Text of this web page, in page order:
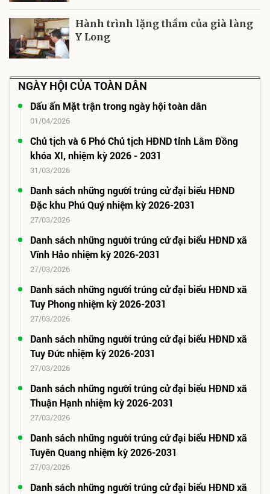
Hành trình lặng thầm của già làng
Y Long
NGÀY HỘI CỦA TOÀN DÂN
Dấu ấn Mặt trận trong ngày hội toàn dân
01/04/2026
Chủ tịch và 6 Phó Chủ tịch HĐND tỉnh Lâm Đồng
khóa XI, nhiệm kỳ 2026 - 2031
31/03/2026
Danh sách những người trúng cử đại biểu HĐND
Đặc khu Phú Quý nhiệm kỳ 2026-2031
27/03/2026
Danh sách những người trúng cử đại biểu HĐND xã
Vĩnh Hảo nhiệm kỳ 2026-2031
27/03/2026
Danh sách những người trúng cử đại biểu HĐND xã
Tuy Phong nhiệm kỳ 2026-2031
27/03/2026
Danh sách những người trúng cử đại biểu HĐND xã
Tuy Đức nhiệm kỳ 2026-2031
27/03/2026
Danh sách những người trúng cử đại biểu HĐND xã
Thuận Hạnh nhiệm kỳ 2026-2031
27/03/2026
Danh sách những người trúng cử đại biểu HĐND xã
Tuyên Quang nhiệm kỳ 2026-2031
27/03/2026
Danh sách những người trúng cử đại biểu HĐND xã